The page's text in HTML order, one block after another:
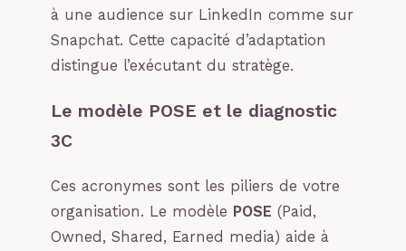
à une audience sur LinkedIn comme sur
Snapchat. Cette capacité d’adaptation
distingue l’exécutant du stratège.
Le modèle POSE et le diagnostic
3C
Ces acronymes sont les piliers de votre
organisation. Le modèle POSE (Paid,
Owned, Shared, Earned media) aide à